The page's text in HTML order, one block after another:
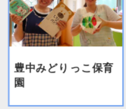
どりっこ保育
花